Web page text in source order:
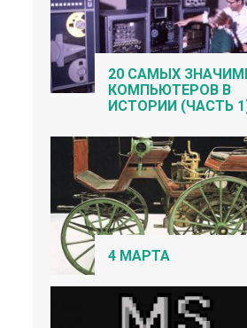
20 САМЫХ
КОМПЬЮТЕРОВ В
ИСТОРИИ (ЧАСТЬ
4 МАРТА